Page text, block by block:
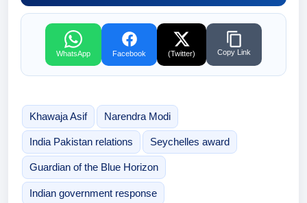
WhatsApp Facebook (Twitter) Copy Link
Khawaja Asif Narendra Modi
India Pakistan relations Seychelles award
Guardian of the Blue Horizon
Indian government response